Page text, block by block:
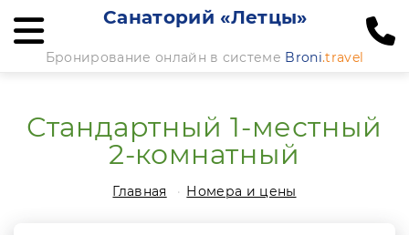
Санаторий «Летцы»
Бронирование онлайн в системе Broni.travel
Стандартный 1-местный
2-комнатный
Главная Номера и цены